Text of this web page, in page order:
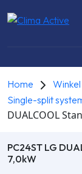
Home Winkel
Single-split
DUALCOOL
PC24ST LG
7,0kW